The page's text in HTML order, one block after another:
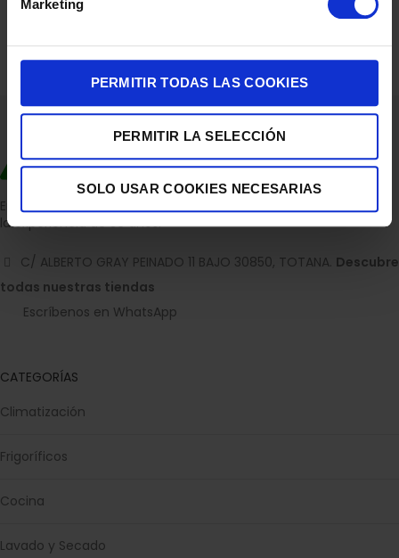
Marketing
PERMITIR TODAS LAS COOKIES
PERMITIR LA SELECCIÓN
SOLO USAR COOKIES NECESARIAS
ASPIRADOR ESCOBA UFESA U5 DIG NAVI 25.9V MOTR.DIG FLEX
137,00€
Empresa dedicada a la venta de accesorios para el hogar con
la experiencia de 36 años.
C/ ALBERTO GRAY PEINADO 11 BAJO 30850, TOTANA. Descubre
todas nuestras tiendas
Escríbenos en WhatsApp
CATEGORÍAS
Climatización
Frigoríficos
Cocina
Lavado y Secado